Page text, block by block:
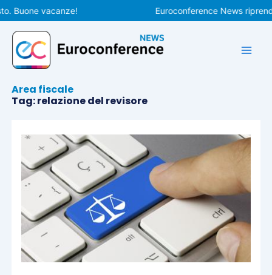
Vai
al
contenuto
Buone vacanze! Euroconference News
Area fiscale
Tag: relazione del revisore